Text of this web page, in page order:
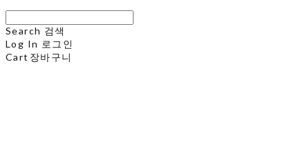
Search 검색
Log In 로그인
Cart 장바구니